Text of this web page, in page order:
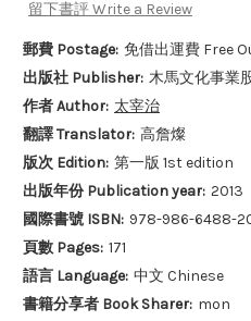
留下書評 Write a Review
郵費 Postage: 免借出運費 Free
出版社 Publisher: 木馬文化事業
作者 Author: 太宰治
翻譯 Translator: 高詹燦
版次 Edition: 第一版 1st edition
出版年份 Publication year: 2013
國際書號 ISBN: 978-986-6488-
頁數 Pages: 171
語言 Language: 中文 Chinese
書籍分享者 Book Sharer: mon